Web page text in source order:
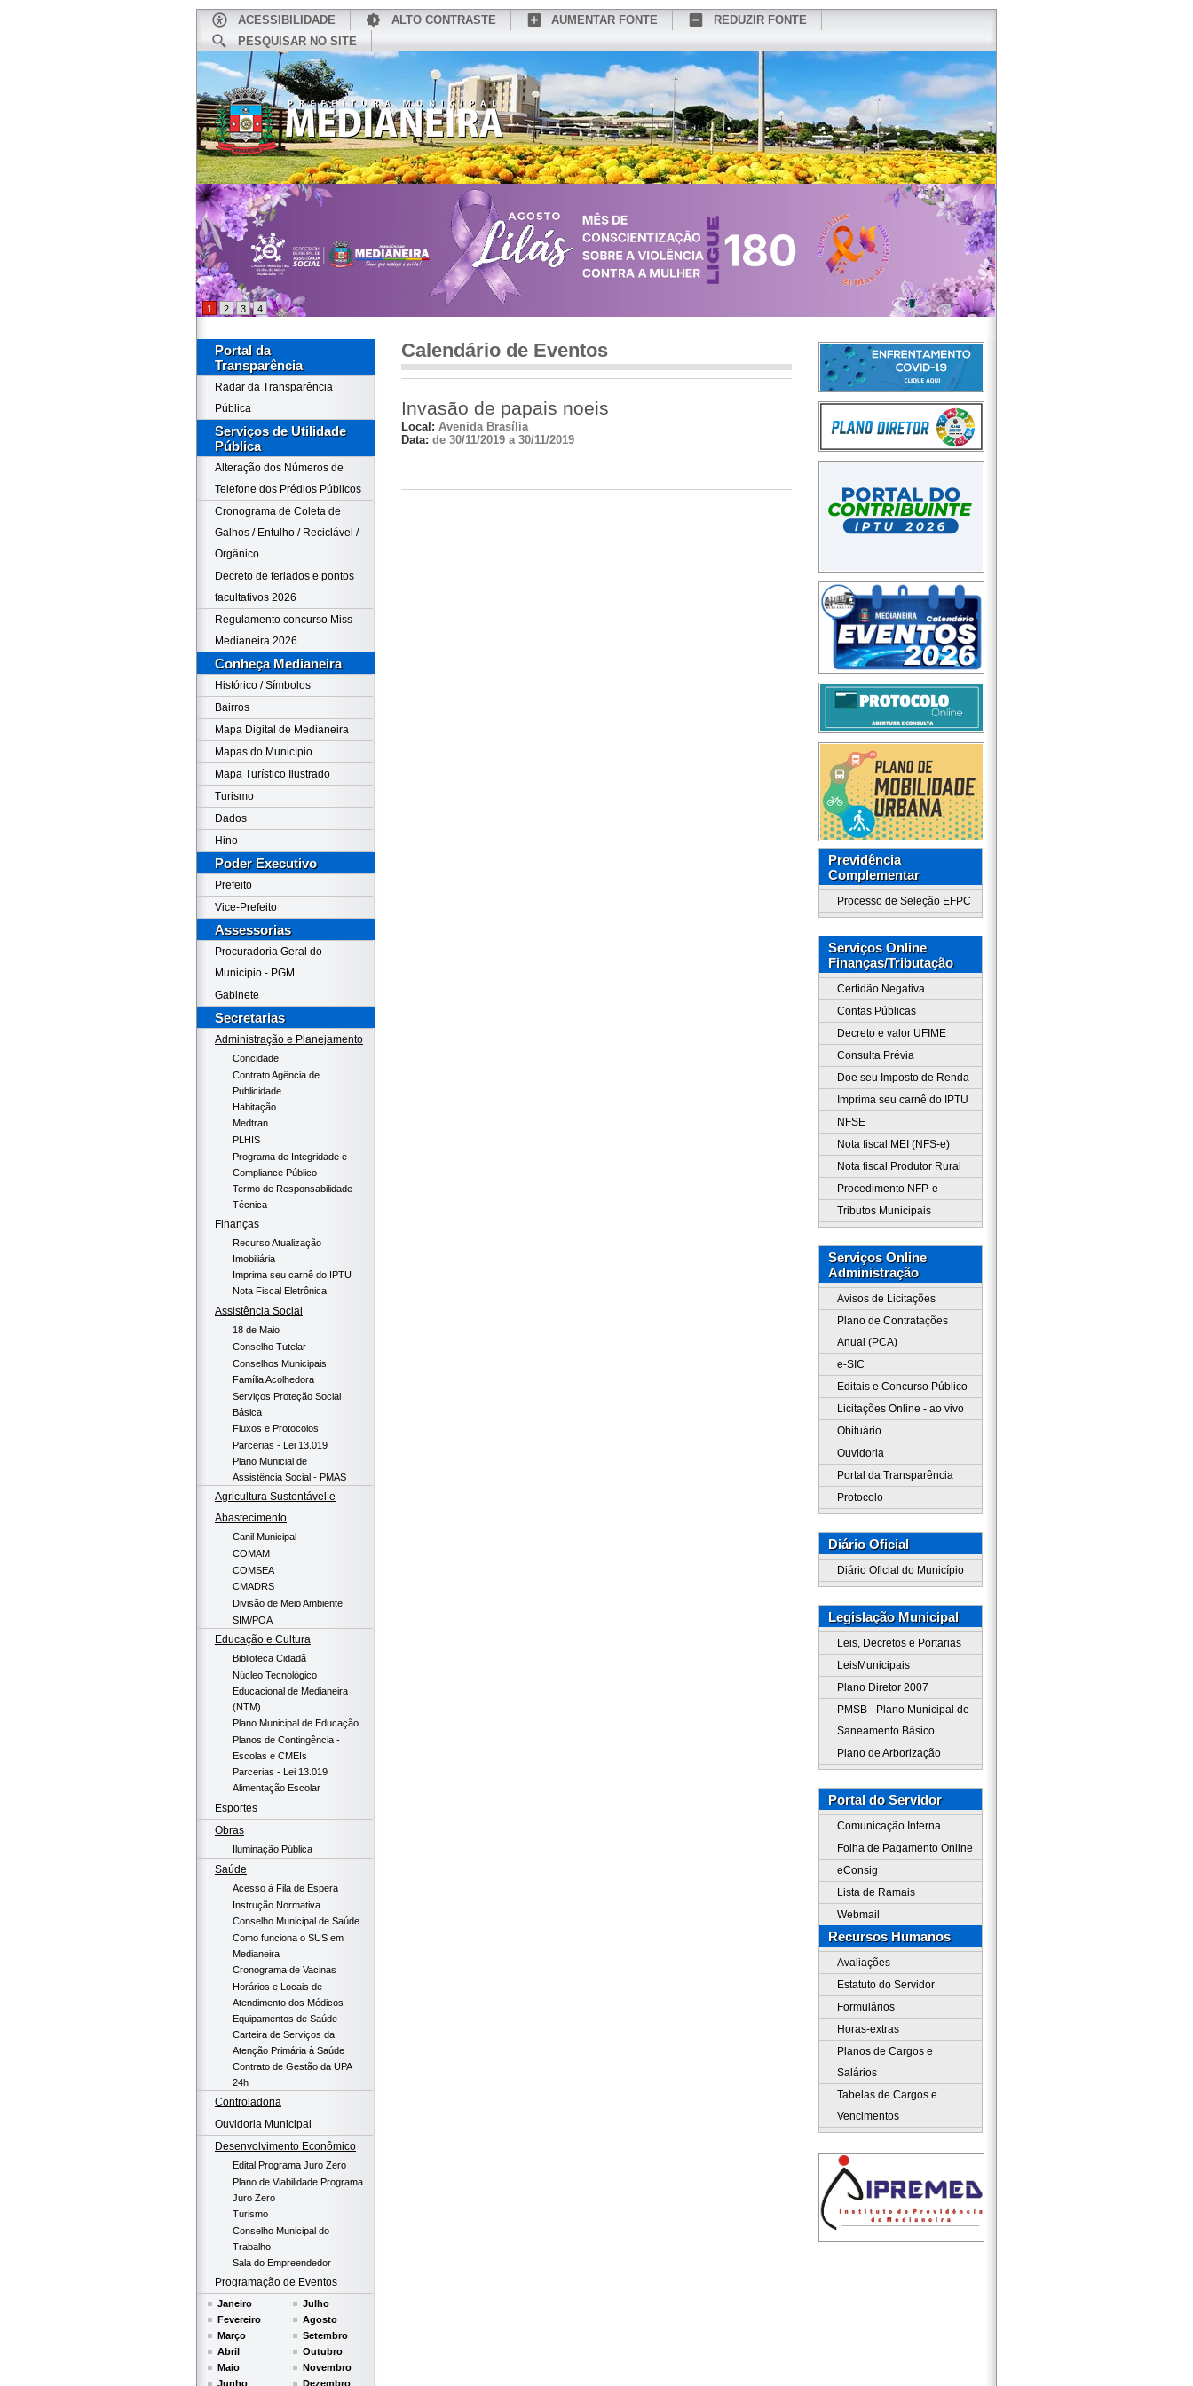
ACESSIBILIDADE ALTO CONTRASTE AUMENTAR FONTE
REDUZIR FONTE
PESQUISAR NO SITE
CONHEÇA MEDIANEIRA REDES SOCIAIS WEBMAIL
1 2 3 4
Portal da
Transparência
Radar da Transparência
Pública
Serviços de Utilidade
Pública
Alteração dos Números de
Telefone dos Prédios Públicos
Cronograma de Coleta de
Galhos / Entulho / Reciclável /
Orgânico
Decreto de feriados e pontos
facultativos 2026
Regulamento concurso Miss
Medianeira 2026
Conheça Medianeira
Histórico / Símbolos
Bairros
Mapa Digital de Medianeira
Mapas do Município
Mapa Turístico Ilustrado
Turismo
Dados
Hino
Poder Executivo
Prefeito
Vice-Prefeito
Assessorias
Procuradoria Geral do
Município - PGM
Gabinete
Secretarias
Administração e Planejamento
Concidade
Contrato Agência de
Publicidade
Habitação
Medtran
PLHIS
Programa de Integridade e
Compliance Público
Termo de Responsabilidade
Técnica
Finanças
Recurso Atualização
Imobiliária
Imprima seu carnê do IPTU
Nota Fiscal Eletrônica
Assistência Social
18 de Maio
Conselho Tutelar
Conselhos Municipais
Família Acolhedora
Serviços Proteção Social
Básica
Fluxos e Protocolos
Parcerias - Lei 13.019
Plano Municial de
Assistência Social - PMAS
Agricultura Sustentável e
Abastecimento
Canil Municipal
COMAM
COMSEA
CMADRS
Divisão de Meio Ambiente
SIM/POA
Educação e Cultura
Biblioteca Cidadã
Núcleo Tecnológico
Educacional de Medianeira
(NTM)
Plano Municipal de Educação
Planos de Contingência -
Escolas e CMEIs
Parcerias - Lei 13.019
Alimentação Escolar
Esportes
Obras
Iluminação Pública
Saúde
Acesso à Fila de Espera
Instrução Normativa
Conselho Municipal de Saúde
Como funciona o SUS em
Medianeira
Cronograma de Vacinas
Horários e Locais de
Atendimento dos Médicos
Equipamentos de Saúde
Carteira de Serviços da
Atenção Primária à Saúde
Contrato de Gestão da UPA
24h
Controladoria
Ouvidoria Municipal
Desenvolvimento Econômico
Edital Programa Juro Zero
Plano de Viabilidade Programa
Juro Zero
Turismo
Conselho Municipal do
Trabalho
Sala do Empreendedor
Programação de Eventos
Janeiro
Fevereiro
Março
Abril
Maio
Junho
Julho
Agosto
Setembro
Outubro
Novembro
Dezembro
Calendário de Eventos
Invasão de papais noeis
Local: Avenida Brasília
Data: de 30/11/2019 a 30/11/2019
Previdência
Complementar
Processo de Seleção EFPC
Serviços Online
Finanças/Tributação
Certidão Negativa
Contas Públicas
Decreto e valor UFIME
Consulta Prévia
Doe seu Imposto de Renda
Imprima seu carnê do IPTU
NFSE
Nota fiscal MEI (NFS-e)
Nota fiscal Produtor Rural
Procedimento NFP-e
Tributos Municipais
Serviços Online
Administração
Avisos de Licitações
Plano de Contratações
Anual (PCA)
e-SIC
Editais e Concurso Público
Licitações Online - ao vivo
Obituário
Ouvidoria
Portal da Transparência
Protocolo
Diário Oficial
Diário Oficial do Município
Legislação Municipal
Leis, Decretos e Portarias
LeisMunicipais
Plano Diretor 2007
PMSB - Plano Municipal de
Saneamento Básico
Plano de Arborização
Portal do Servidor
Comunicação Interna
Folha de Pagamento Online
eConsig
Lista de Ramais
Webmail
Recursos Humanos
Avaliações
Estatuto do Servidor
Formulários
Horas-extras
Planos de Cargos e
Salários
Tabelas de Cargos e
Vencimentos